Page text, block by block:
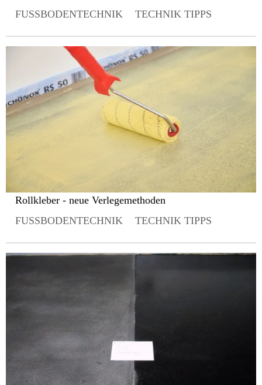
FUSSBODENTECHNIK
TECHNIK TIPPS
Rollkleber - neue Verlegemethoden
FUSSBODENTECHNIK
TECHNIK TIPPS